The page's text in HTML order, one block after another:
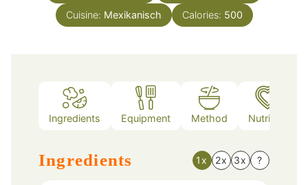
Cuisine: Mexikanisch Calories: 500
Ingredients Equipment Method Nutrition
Ingredients 1x 2x 3x ?